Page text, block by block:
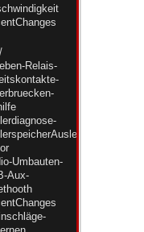
/
Relais-
Umbauten-
Aux-